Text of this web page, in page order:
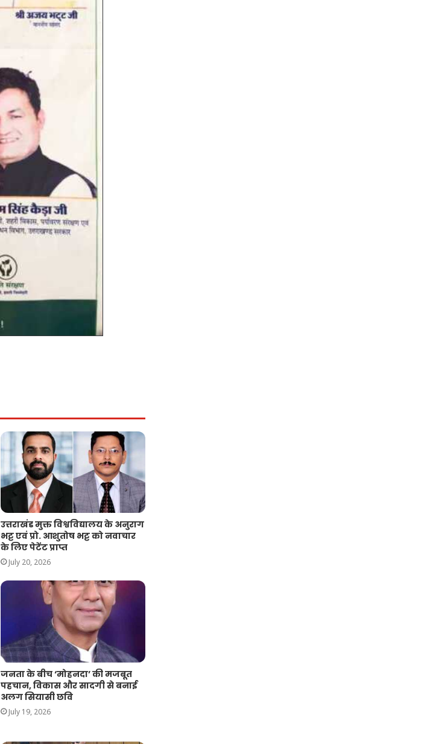
उत्तराखंड मुक्त विश्वविद्यालय के अनुराग
भट्ट एवं प्रो. आशुतोष भट्ट को नवाचार
के लिए पेटेंट प्राप्त
July 20, 2026
जनता के बीच ‘मोहनदा’ की मजबूत
पहचान, विकास और सादगी से बनाई
अलग सियासी छवि
July 19, 2026